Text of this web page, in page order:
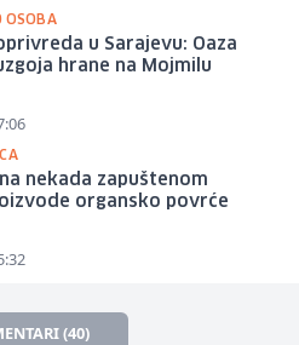
OSOBA
u Sarajevu: Oaza
hrane na Mojmilu
nekada zapuštenom
organsko povrće
(40)